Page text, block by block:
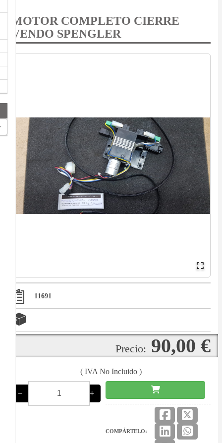
MOTOR COMPLETO CIERRE
VENDO SPENGLER
11691
Precio: 90,00 €
( IVA No Incluido )
− +
COMPÁRTELO: